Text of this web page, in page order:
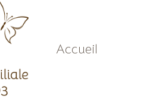
Accueil